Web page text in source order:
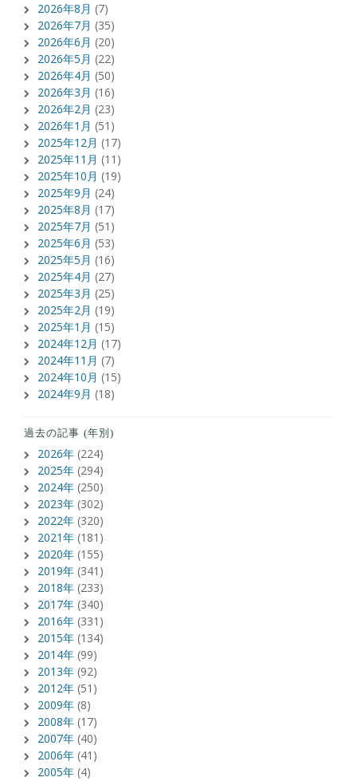
2026年8月 (7)
2026年7月 (35)
2026年6月 (20)
2026年5月 (22)
2026年4月 (50)
2026年3月 (16)
2026年2月 (23)
2026年1月 (51)
2025年12月 (17)
2025年11月 (11)
2025年10月 (19)
2025年9月 (24)
2025年8月 (17)
2025年7月 (51)
2025年6月 (53)
2025年5月 (16)
2025年4月 (27)
2025年3月 (25)
2025年2月 (19)
2025年1月 (15)
2024年12月 (17)
2024年11月 (7)
2024年10月 (15)
2024年9月 (18)
過去の記事 (年別)
2026年 (224)
2025年 (294)
2024年 (250)
2023年 (302)
2022年 (320)
2021年 (181)
2020年 (155)
2019年 (341)
2018年 (233)
2017年 (340)
2016年 (331)
2015年 (134)
2014年 (99)
2013年 (92)
2012年 (51)
2009年 (8)
2008年 (17)
2007年 (40)
2006年 (41)
2005年 (4)